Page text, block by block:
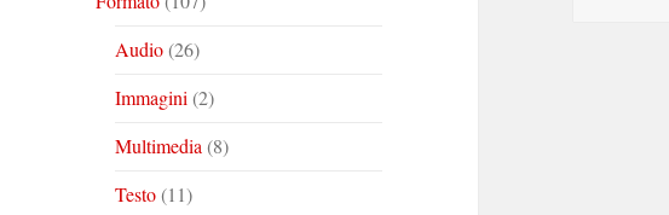
Audio(26)
Immagini (2)
Multimedia (8)
Testo(11)